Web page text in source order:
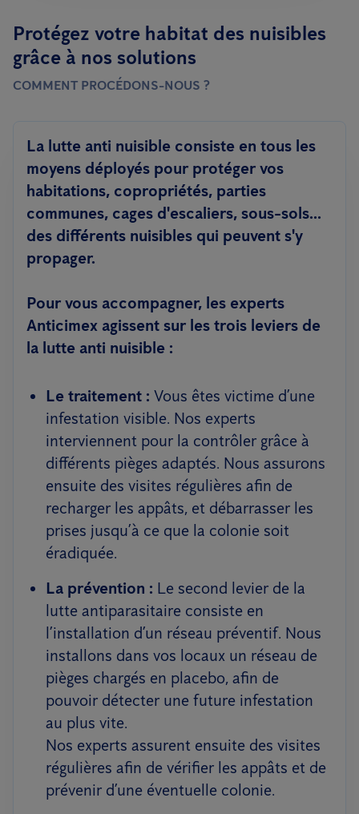
Protégez votre habitat des nuisibles
grâce à nos solutions
COMMENT PROCÉDONS-NOUS ?
La lutte anti nuisible consiste en tous les
moyens déployés pour protéger vos
habitations, copropriétés, parties
communes, cages d'escaliers, sous-sols...
des différents nuisibles qui peuvent s'y
propager.
Pour vous accompagner, les experts
Anticimex agissent sur les trois leviers de
la lutte anti nuisible :
Le traitement : Vous êtes victime d’une
infestation visible. Nos experts
interviennent pour la contrôler grâce à
différents pièges adaptés. Nous assurons
ensuite des visites régulières afin de
recharger les appâts, et débarrasser les
prises jusqu’à ce que la colonie soit
éradiquée.
La prévention : Le second levier de la
lutte antiparasitaire consiste en
l’installation d’un réseau préventif. Nous
installons dans vos locaux un réseau de
pièges chargés en placebo, afin de
pouvoir détecter une future infestation
au plus vite.
Nos experts assurent ensuite des visites
régulières afin de vérifier les appâts et de
prévenir d’une éventuelle colonie.